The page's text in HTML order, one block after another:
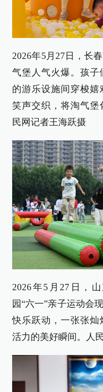
2026年5月27日，长
气堡人气火爆。孩子
的游乐设施间穿梭嬉
笑声交织，将淘气堡
民网记者王海跃摄
2026年5月27日，
园“六一”亲子运动会
快乐跃动，一张张灿
活力的美好瞬间。人